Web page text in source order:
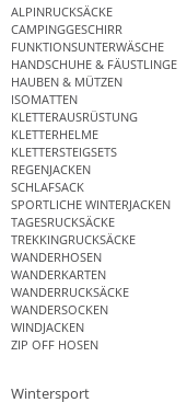
ALPINRUCKSÄCKE
CAMPINGGESCHIRR
FUNKTIONSUNTERWÄSCHE
HANDSCHUHE & FÄUSTLINGE
HAUBEN & MÜTZEN
ISOMATTEN
KLETTERAUSRÜSTUNG
KLETTERHELME
KLETTERSTEIGSETS
REGENJACKEN
SCHLAFSACK
SPORTLICHE WINTERJACKEN
TAGESRUCKSÄCKE
TREKKINGRUCKSÄCKE
WANDERHOSEN
WANDERKARTEN
WANDERRUCKSÄCKE
WANDERSOCKEN
WINDJACKEN
ZIP OFF HOSEN
Wintersport